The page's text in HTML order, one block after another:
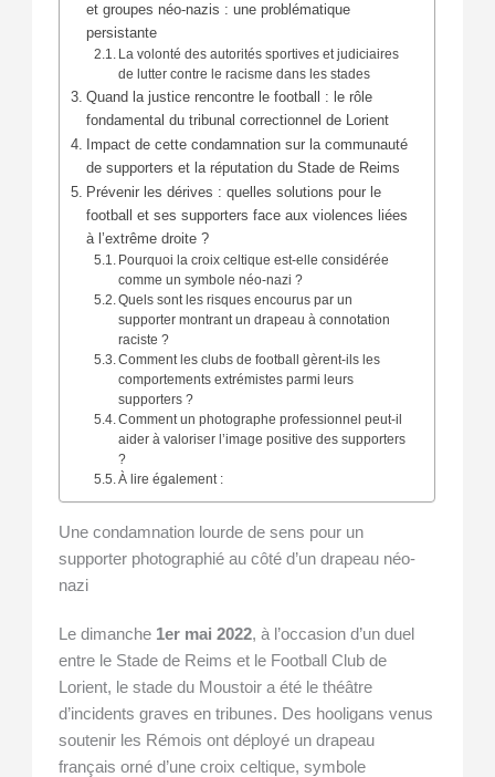
et groupes néo-nazis : une problématique
persistante
La volonté des autorités sportives et judiciaires
de lutter contre le racisme dans les stades
Quand la justice rencontre le football : le rôle
fondamental du tribunal correctionnel de Lorient
Impact de cette condamnation sur la communauté
de supporters et la réputation du Stade de Reims
Prévenir les dérives : quelles solutions pour le
football et ses supporters face aux violences liées
à l’extrême droite ?
Pourquoi la croix celtique est-elle considérée
comme un symbole néo-nazi ?
Quels sont les risques encourus par un
supporter montrant un drapeau à connotation
raciste ?
Comment les clubs de football gèrent-ils les
comportements extrémistes parmi leurs
supporters ?
Comment un photographe professionnel peut-il
aider à valoriser l’image positive des supporters
?
À lire également :
Une condamnation lourde de sens pour un
supporter photographié au côté d’un drapeau néo-
nazi
Le dimanche 1er mai 2022, à l’occasion d’un duel
entre le Stade de Reims et le Football Club de
Lorient, le stade du Moustoir a été le théâtre
d’incidents graves en tribunes. Des hooligans venus
soutenir les Rémois ont déployé un drapeau
français orné d’une croix celtique, symbole